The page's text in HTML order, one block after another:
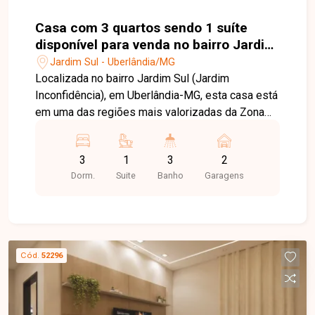
Casa com 3 quartos sendo 1 suíte
disponível para venda no bairro Jardim
Sul em Uberlândia-MG
Jardim Sul - Uberlândia/MG
Localizada no bairro Jardim Sul (Jardim
Inconfidência), em Uberlândia-MG, esta casa está
em uma das regiões mais valorizadas da Zona
excelente infraestrutura. O bairro oferece fácil
acesso às principais avenidas da cidade e está
próximo a supermercados, escolas, farmácias,
estar e jantar integradas, 03 quartos com
armários, sendo 01 suíte, banheiro social, cozinha
americana planejada com armários, cooktop e
nichos para eletrodomésticos, área de serviço
3
Dorm.
1
Suite
3
Banho
2
Garagens
Cód. 52296